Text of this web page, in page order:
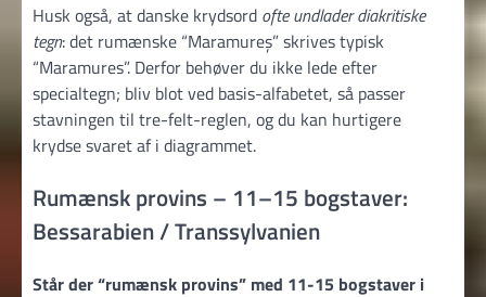
Husk også, at danske krydsord ofte undlader diakritiske
tegn: det rumænske “Maramureș” skrives typisk
“Maramures”. Derfor behøver du ikke lede efter
specialtegn; bliv blot ved basis-alfabetet, så passer
stavningen til tre-felt-reglen, og du kan hurtigere
krydse svaret af i diagrammet.
Rumænsk provins – 11–15 bogstaver:
Bessarabien / Transsylvanien
Står der “rumænsk provins” med 11-15 bogstaver i